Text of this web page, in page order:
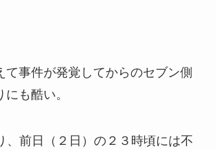
て事件が発覚してからのセブン側
も酷い。
、前日（２日）の２３時頃には不